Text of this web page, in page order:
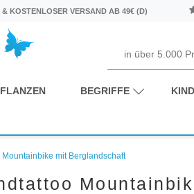
KOSTENLOSER VERSAND AB 49€ (D)
BEGRIFFE
Mountainbike mit Berglandschaft